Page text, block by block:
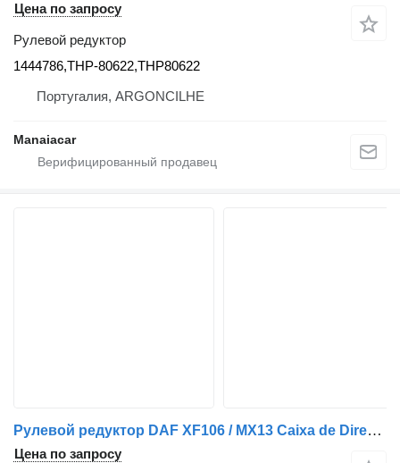
Цена по запросу
Рулевой редуктор
1444786,THP-80622,THP80622
Португалия, ARGONCILHE
Manaiacar
Рулевой редуктор DAF XF106 / MX13 Caixa de Direção Euro 6 1846034 для грузовика
Цена по запросу